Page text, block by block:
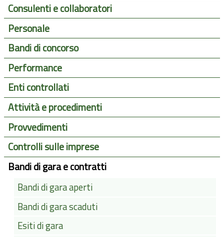
Consulenti e collaboratori
Personale
Bandi di concorso
Performance
Enti controllati
Attività e procedimenti
Provvedimenti
Controlli sulle imprese
Bandi di gara e contratti
Bandi di gara aperti
Bandi di gara scaduti
Esiti di gara